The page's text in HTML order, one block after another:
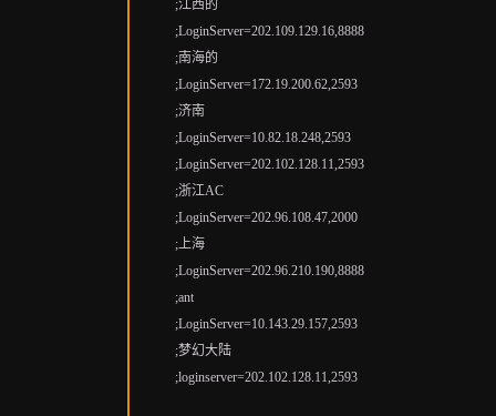
;江西的
;LoginServer=202.109.129.16,8888
;南海的
;LoginServer=172.19.200.62,2593
;济南
;LoginServer=10.82.18.248,2593
;LoginServer=202.102.128.11,2593
;浙江AC
;LoginServer=202.96.108.47,2000
;上海
;LoginServer=202.96.210.190,8888
;ant
;LoginServer=10.143.29.157,2593
;梦幻大陆
;loginserver=202.102.128.11,2593